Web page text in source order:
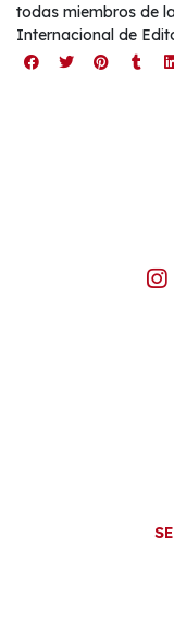
todas miembros de
Internacional de